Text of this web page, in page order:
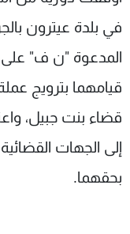
في بلدة عيترون
المدعوة "ن ف" على
قضاء بنت جبيل،
إلى الجهات
بحقهما.
شاهد البرامج
الترددات
عن MTV
لاعلاناتكم